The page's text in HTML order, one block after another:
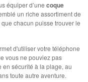
équiper d’une coque
un riche assortiment de
chacun puisse trouver le
d'utiliser votre téléphone
vous ne pouviez pas
sécurité à la plage, au
toute autre aventure.